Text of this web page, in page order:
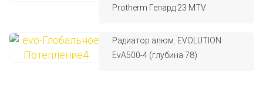
Protherm Гепард 23 MTV
Радиатор алюм. EVOLUTION
EvA500-4 (глубина 78)